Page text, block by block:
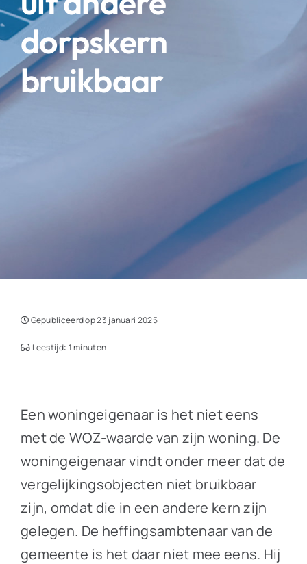
dorpskern
bruikbaar
Gepubliceerd op 23 januari 2025
Leestijd: 1 minuten
Een woningeigenaar is het niet eens
met de WOZ-waarde van zijn woning. De
woningeigenaar vindt onder meer dat de
vergelijkingsobjecten niet bruikbaar
zijn, omdat die in een andere kern zijn
gelegen. De heffingsambtenaar van de
gemeente is het daar niet mee eens. Hij